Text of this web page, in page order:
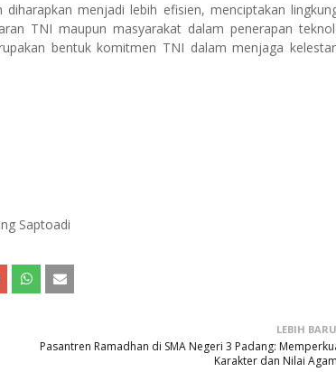
menjadi lebih efisien, menciptakan
TNI maupun masyarakat dalam penerapan
bentuk komitmen TNI dalam menjaga
Saptoadi
LEBIH BARU
Pasantren Ramadhan di SMA Negeri 3 Padang:
Karakter dan Nilai